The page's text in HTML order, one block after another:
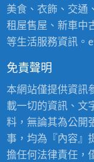
美食、衣飾、交通
租屋售屋、新車中
等生活服務資訊。
免責聲明
本網站僅提供資訊
載一切的資訊、文
料，無論其為公開
事，均為『內容』
擔任何法律責任，